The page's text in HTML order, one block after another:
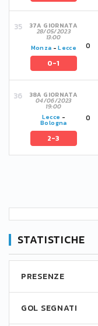
37A GIORNATA
28/05/2023
13:00
Monza -Lecce
0-1
0
38A GIORNATA
04/06/2023
19:00
Lecce -
Bologna
2-3
0
STATISTICHE
PRESENZE
GOL SEGNATI